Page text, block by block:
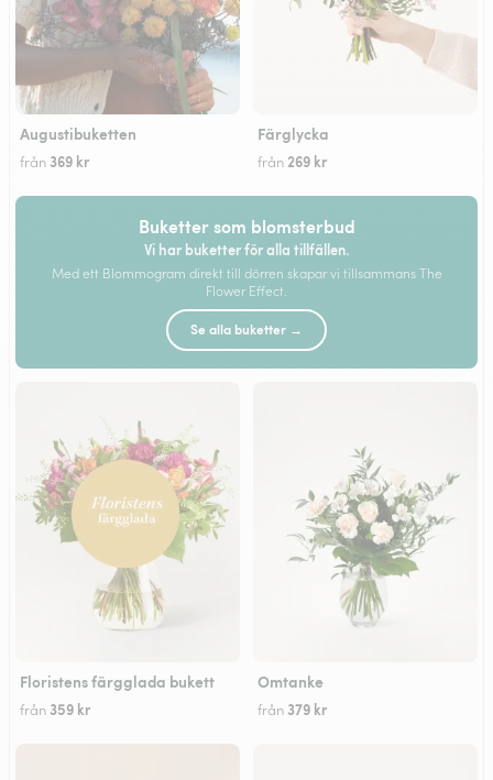
Augustibuketten
från 369 kr
Färglycka
från 269 kr
Buketter som blomsterbud
Vi har buketter för alla tillfällen.
Med ett Blommogram direkt till dörren skapar vi tillsammans The
Flower Effect.
Se alla buketter →
Floristens färgglada bukett
från 359 kr
Omtanke
från 379 kr